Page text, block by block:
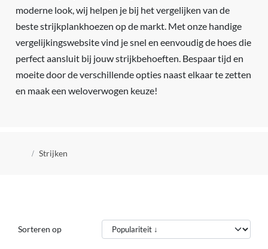
moderne look, wij helpen je bij het vergelijken van de
beste strijkplankhoezen op de markt. Met onze handige
vergelijkingswebsite vind je snel en eenvoudig de hoes die
perfect aansluit bij jouw strijkbehoeften. Bespaar tijd en
moeite door de verschillende opties naast elkaar te zetten
en maak een weloverwogen keuze!
Kruimelpad
Strijken
Sorteren op